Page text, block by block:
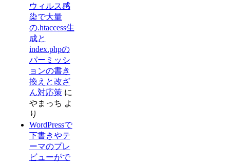
ウィルス感
染で大量
の.htaccess生
成と
index.phpの
パーミッシ
ョンの書き
換えと改ざ
ん対応策に
やまっち よ
り
WordPressで
下書きやテ
ーマのプレ
ビューがで